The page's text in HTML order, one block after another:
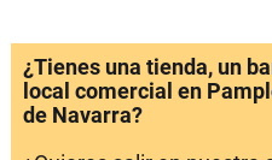
¿Tienes una tienda, un
local comercial en
de Navarra?